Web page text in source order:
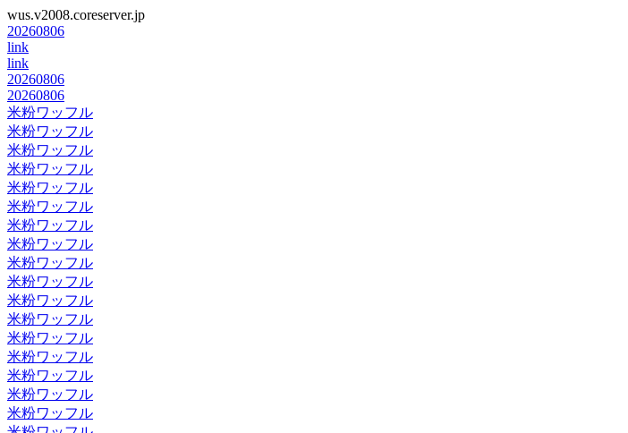
wus.v2008.coreserver.jp
20260806
link
link
20260806
20260806
米粉ワッフル
米粉ワッフル
米粉ワッフル
米粉ワッフル
米粉ワッフル
米粉ワッフル
米粉ワッフル
米粉ワッフル
米粉ワッフル
米粉ワッフル
米粉ワッフル
米粉ワッフル
米粉ワッフル
米粉ワッフル
米粉ワッフル
米粉ワッフル
米粉ワッフル